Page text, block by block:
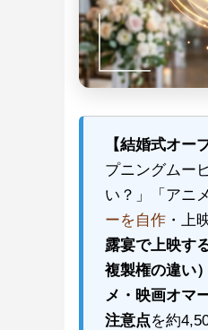
【2026】
【結婚式オー
プニングムー
い？」「アニ
ーを自作 ・上
露宴で上映す
複製権の違い）
メ・映画オマ
注意点を約